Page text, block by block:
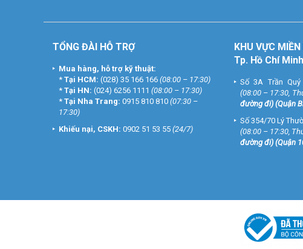
TỔNG ĐÀI HỖ TRỢ
Mua hàng, hỗ trợ kỹ thuật:
* Tại HCM: (028) 35 166 166 (08:00 – 17:30)
* Tại HN: (024) 6256 1111 (08:00 – 17:30)
* Tại Nha Trang: 0915 810 810 (07:30 –
17:30)
Khiếu nại, CSKH: 0902 51 53 55 (24/7)
KHU VỰC
Tp. Hồ Chí Minh
Số 3A Trần Quý
(08:00 – 17:30,
đường đi) (Quận
Số 354/70 Lý
(08:00 – 17:30,
đường đi) (Quận